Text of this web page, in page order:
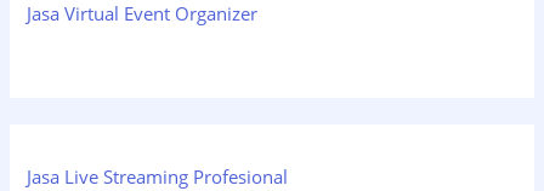
Jasa Virtual Event Organizer
Jasa Live Streaming Profesional